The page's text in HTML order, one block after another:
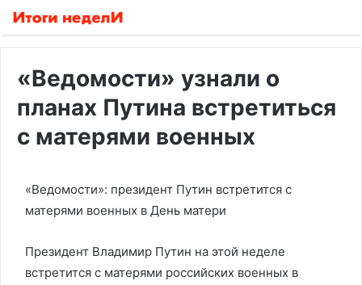
«Ведомости» узнали о
планах Путина встретиться
с матерями военных
«Ведомости»: президент Путин встретится с
матерями военных в День матери
Президент Владимир Путин на этой неделе
встретится с матерями российских военных в